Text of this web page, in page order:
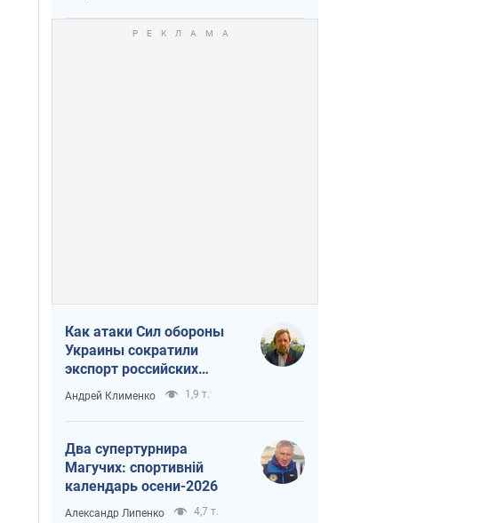
Как атаки Сил обороны
Украины сократили
экспорт российских
нефтепродуктов
Андрей Клименко 1,9 т.
Два супертурнира
Магучих: спортивній
календарь осени-2026
Александр Липенко 4,7 т.